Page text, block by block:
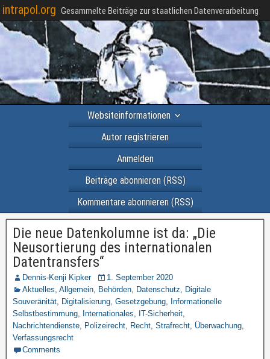
intrapol.org Gesammelte Beiträge zur staatlichen Datenverarbeitung
Websiteinformationen
Autor registrieren
Anmelden
Beiträge abonnieren (RSS)
Kommentare abonnieren (RSS)
Die neue Datenkolumne ist da: „Die
Neusortierung des internationalen
Datentransfers“
Dennis-Kenji Kipker
1. September 2020
Aktuelles, Allgemein, Behörden, Datenschutz, Digitale
Souveränität, Digitalisierung, Gesetzgebung, Informationelle
Selbstbestimmung, Internationales, IT-Sicherheit,
Nachrichtendienste, Polizeirecht, Recht, Strafrecht, Überwachung,
Verfassungsrecht
Comments